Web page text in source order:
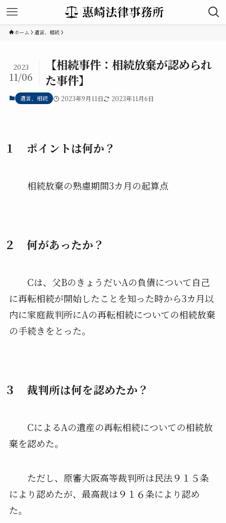
ホーム 遺言、相続
【相続事件：相続放棄が認められ
た事件】
2023
11/06
遺言、相続 2023年9月11日 2023年11月6日
１ ポイントは何か？
相続放棄の熟慮期間3カ月の起算点
２ 何があったか？
Cは、父BのきょうだいAの負債について自己
に再転相続が開始したことを知った時から3カ月以
内に家庭裁判所にAの再転相続についての相続放棄
の手続きをとった。
３ 裁判所は何を認めたか？
CによるAの遺産の再転相続についての相続放
棄を認めた。
ただし、原審大阪高等裁判所は民法９１５条
により認めたが、最高裁は９１６条により認め
た。